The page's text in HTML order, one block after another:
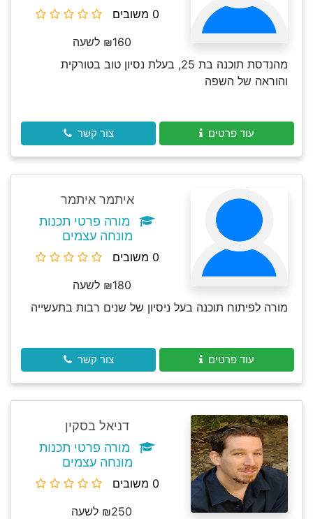
0 משובים
₪160 לשעה
מהנדסת תוכנה בת 25, בעלת נסיון טוב בטורקית
והוראה של השפה
עוד פרטים צור קשר
איתמר איתמר
מורה פרטי תכנות
מונחה עצמים
0 משובים
₪180 לשעה
מורה לפיתוח תוכנה בעל ניסיון של שנים רבות בתעשייה
עוד פרטים צור קשר
דניאל בסקין
מורה פרטי תכנות
מונחה עצמים
0 משובים
₪250 לשעה